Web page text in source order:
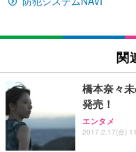
Sezlife オフ
能 人間工学
レスト 3Dヘ
ョン PCチ
務用 おしゃ
Sezlife オフ
ワーク チェ
能 人間工学
【純正品】
フック付き
￥49,979
【整備済み
ー フルHD（
ort/VGA ス
ネオ・ルー
￥1,800
Smart
限定】
超厚型 お徳
関
橋本奈々
発売！
エンタメ
2017.2.17(金)